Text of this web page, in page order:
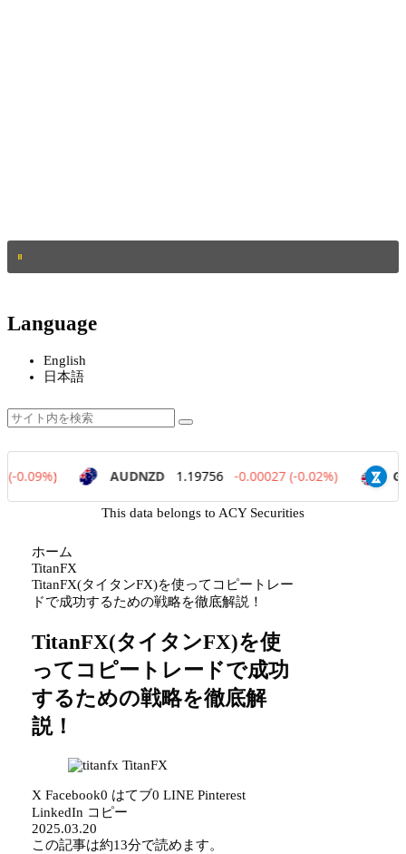
Language
English
日本語
This data belongs to ACY Securities
ホーム
TitanFX
TitanFX(タイタンFX)を使ってコピートレー
ドで成功するための戦略を徹底解説！
TitanFX(タイタンFX)を使
ってコピートレードで成功
するための戦略を徹底解
説！
TitanFX
X Facebook0 はてブ0 LINE Pinterest
LinkedIn コピー
2025.03.20
この記事は約13分で読めます。